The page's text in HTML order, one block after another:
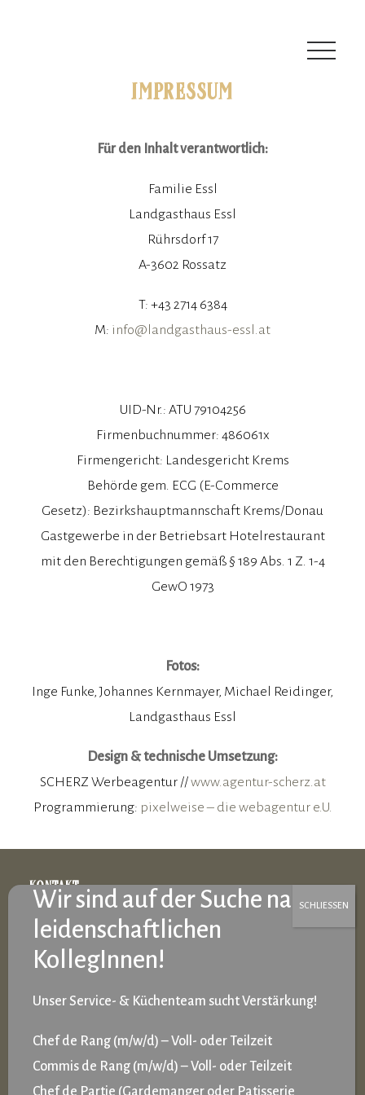
KONTAKT & ANFAHRT
IMPRESSUM
Für den Inhalt verantwortlich:
Familie Essl
Landgasthaus Essl
Rührsdorf 17
A-3602 Rossatz
T: +43 2714 6384
M: info@landgasthaus-essl.at
UID-Nr.: ATU 79104256
Firmenbuchnummer: 486061x
Firmengericht: Landesgericht Krems
Behörde gem. ECG (E-Commerce
Gesetz): Bezirkshauptmannschaft Krems/Donau
Gastgewerbe in der Betriebsart Hotelrestaurant
mit den Berechtigungen gemäß § 189 Abs. 1 Z. 1-4
GewO 1973
Fotos:
Inge Funke, Johannes Kernmayer, Michael Reidinger,
Landgasthaus Essl
Design & technische Umsetzung:
SCHERZ Werbeagentur //www.agentur-scherz.at
Programmierung: pixelweise – die webagentur e.U.
KONTAKT
NEWSLETTER
DATENSCHUTZEINSTELLUNGEN
Unser Service- & Küchenteam sucht Verstärkung!
Chef de Rang (m/w/d) – Voll- oder Teilzeit
Commis de Rang (m/w/d) – Voll- oder Teilzeit
Chef de Partie (Gardemanger oder Patisserie